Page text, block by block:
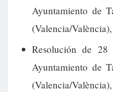
Ayuntamiento de
(Valencia/
Resolución de
Ayuntamiento de
(Valencia/